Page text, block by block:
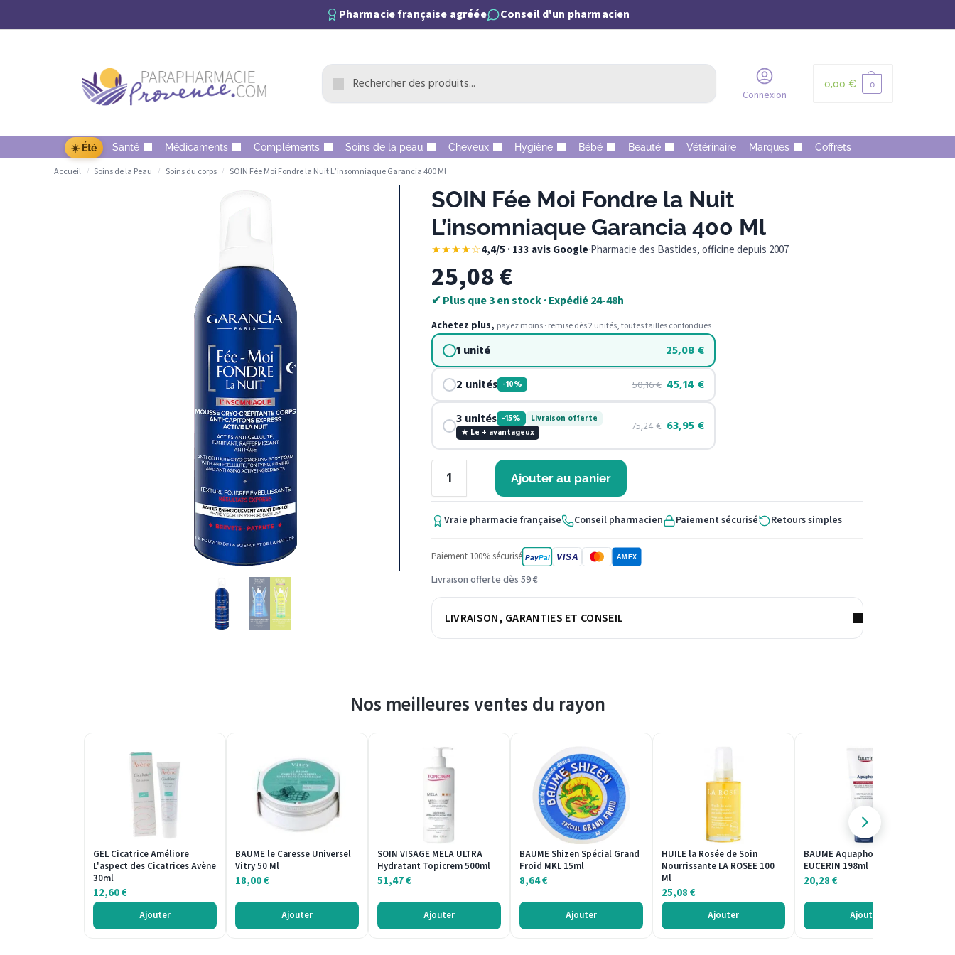
Pharmacie française agréée Conseil d'un pharmacien
Connexion
0,00 € 0
☀️ Été Santé Médicaments Compléments Soins de la peau Cheveux Hygiène Bébé Beauté Vétérinaire Marques Coffrets
Accueil / Soins de la Peau / Soins du corps / SOIN Fée Moi Fondre la Nuit L’insomniaque Garancia 400 Ml
SOIN Fée Moi Fondre la Nuit
L’insomniaque Garancia 400 Ml
★★★★☆4,4/5 · 133 avis Google·Pharmacie des Bastides, officine depuis 2007
25,08€
✔ Plus que 3 en stock · Expédié 24-48h
Achetez plus, payez moins · remise dès 2 unités, toutes tailles confondues
1 unité 25,08€
2 unités -10% 50,16€ 45,14 €
3 unités -15%
Livraison offerte
★ Le + avantageux
75,24€ 63,95€
Ajouter au panier
Vraie pharmacie française Conseil pharmacien Paiement sécurisé Retours simples
Paiement 100% sécurisé PayPal VISA AMEX
Livraison offerte dès 59 €
LIVRAISON, GARANTIES ET CONSEIL
Nos meilleures ventes du rayon
GEL Cicatrice Améliore
L'aspect des Cicatrices Avène
30ml
12,60€
Ajouter
BAUME le Caresse Universel
Vitry 50 Ml
18,00€
Ajouter
SOIN VISAGE MELA ULTRA
Hydratant Topicrem 500ml
51,47€
Ajouter
BAUME Shizen Spécial Grand
Froid MKL 15ml
8,64€
Ajouter
HUILE la Rosée de Soin
Nourrissante LA ROSEE 100
Ml
25,08€
Ajouter
BAUME Aquaphor Réparateur
EUCERIN 198ml
20,28€
Ajouter